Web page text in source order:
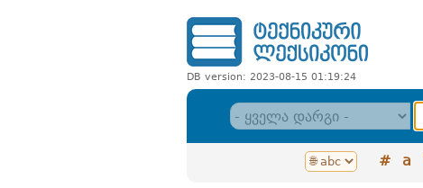
DB version: 2023-08-15 01:19:24
# a